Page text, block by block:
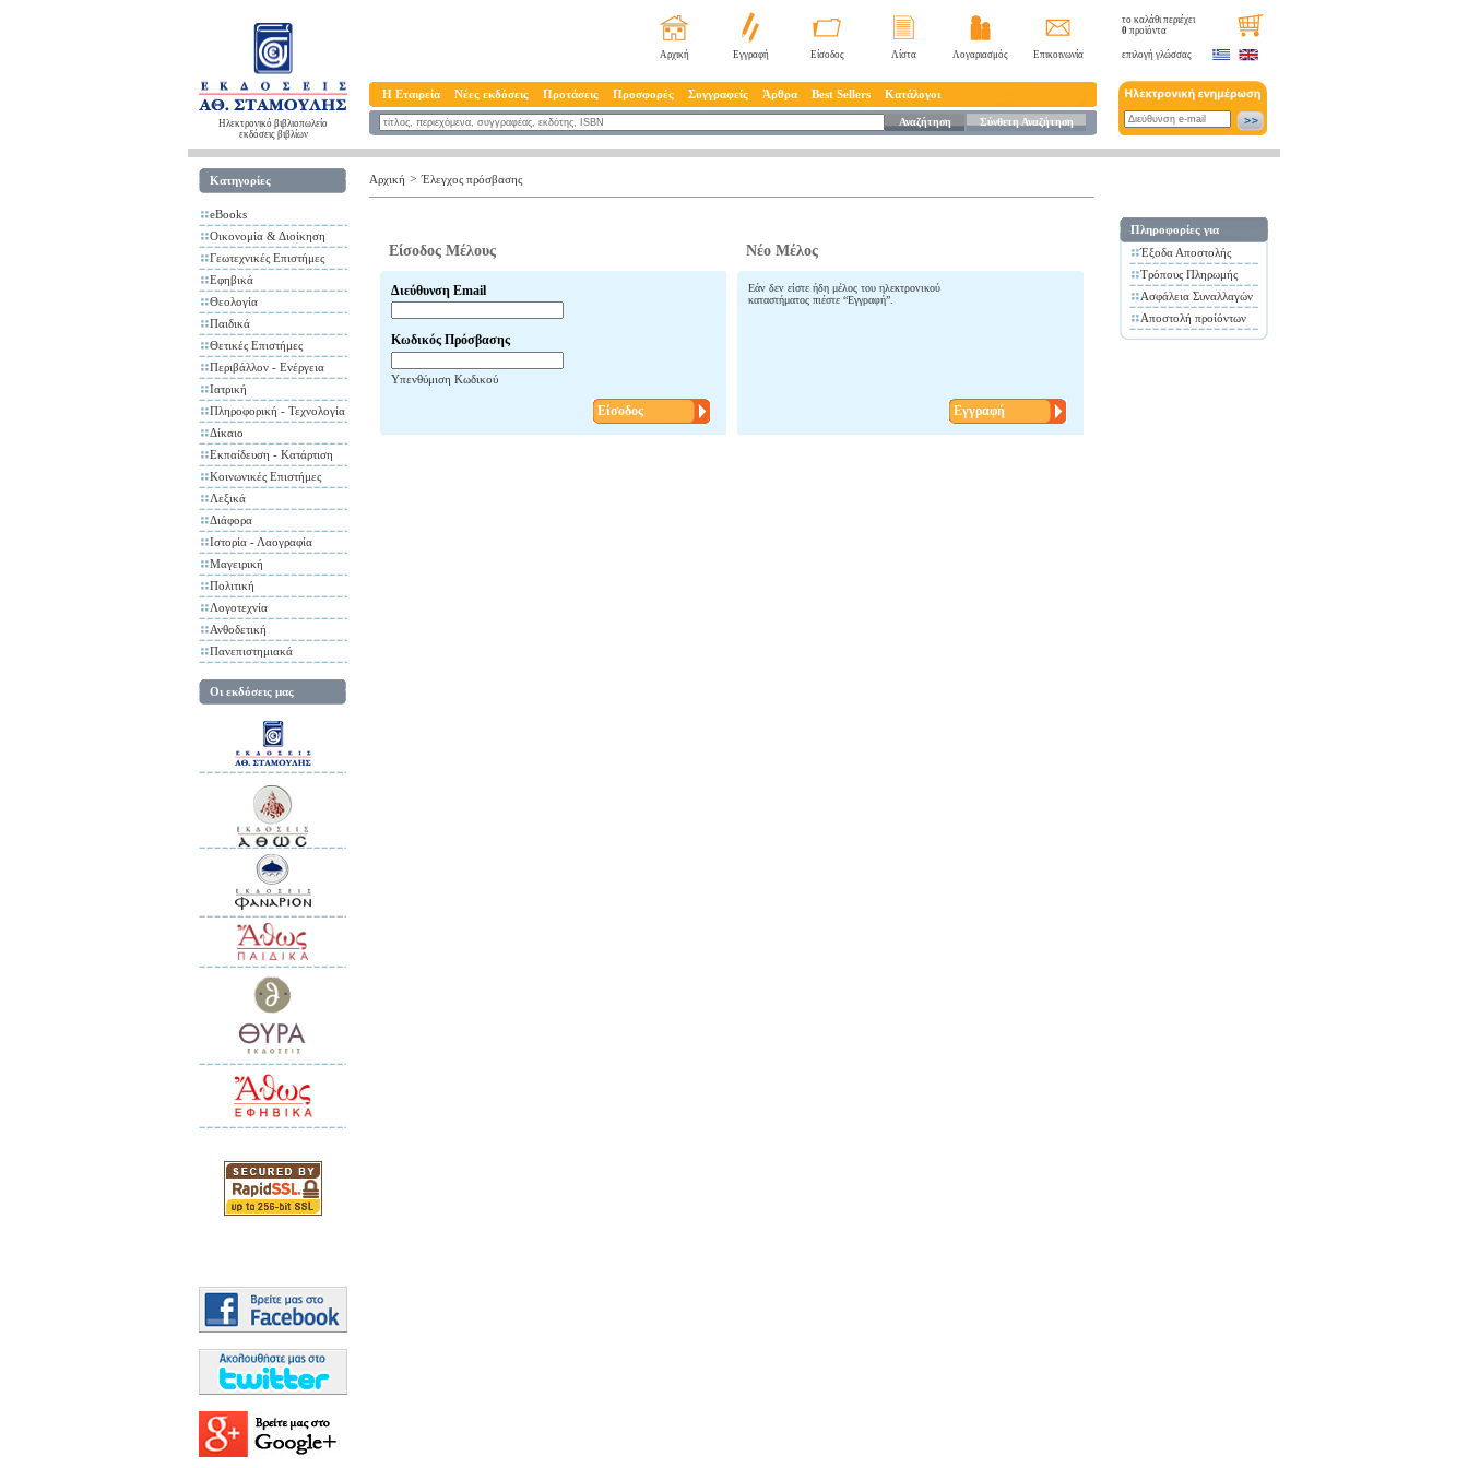
Ηλεκτρονικό βιβλιοπωλείο
εκδόσεις βιβλίων
Αρχική Εγγραφή Είσοδος Λίστα Λογαριασμός Επικοινωνία
Η Εταιρεία Νέες εκδόσεις Προτάσεις Προσφορές Συγγραφείς Άρθρα Best Sellers Κατάλογοι
Αναζήτηση Σύνθετη Αναζήτηση
το καλάθι περιέχει
0 προϊόντα
επιλογή γλώσσας
Κατηγορίες
eBooks
Οικονομία & Διοίκηση
Γεωτεχνικές Επιστήμες
Εφηβικά
Θεολογία
Παιδικά
Θετικές Επιστήμες
Περιβάλλον - Ενέργεια
Ιατρική
Πληροφορική - Τεχνολογία
Δίκαιο
Εκπαίδευση - Κατάρτιση
Κοινωνικές Επιστήμες
Λεξικά
Διάφορα
Ιστορία - Λαογραφία
Μαγειρική
Πολιτική
Λογοτεχνία
Ανθοδετική
Πανεπιστημιακά
Οι εκδόσεις μας
Αρχική > Έλεγχος πρόσβασης
Είσοδος Μέλους Νέο Μέλος
Διεύθυνση Email
Κωδικός Πρόσβασης
Υπενθύμιση Κωδικού
Είσοδος
Εάν δεν είστε ήδη μέλος του ηλεκτρονικού
καταστήματος πιέστε “Εγγραφή”.
Εγγραφή
Πληροφορίες για
Έξοδα Αποστολής
Τρόπους Πληρωμής
Ασφάλεια Συναλλαγών
Αποστολή προίόντων